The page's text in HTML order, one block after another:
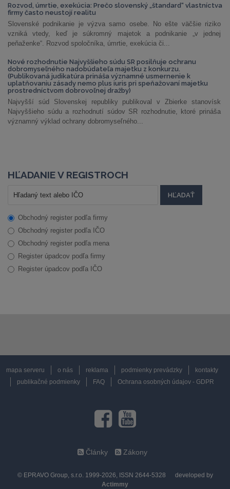
Rozvod, úmrtie, exekúcia: Prečo slovenský „štandard“ vlastníctva
firmy často neustojí realitu
Slovenské podnikanie je výzva samo osebe. No ešte väčšie riziko
vzniká vtedy, keď je súkromný majetok a podnikanie „v jednej
peňaženke“. Rozvod spoločníka, úmrtie, exekúcia či...
Nové rozhodnutie Najvyššieho súdu SR posilňuje ochranu
dobromyseľného nadobúdateľa majetku z konkurzu.
(Publikovaná judikatúra prináša významné usmernenie k
uplatňovaniu zásady nemo plus iuris pri speňažovaní majetku
prostredníctvom dobrovoľnej dražby)
Najvyšší súd Slovenskej republiky publikoval v Zbierke stanovísk
Najvyššieho súdu a rozhodnutí súdov SR rozhodnutie, ktoré prináša
významný výklad ochrany dobromyseľného...
HĽADANIE V REGISTROCH
Obchodný register podľa firmy
Obchodný register podľa IČO
Obchodný register podľa mena
Register úpadcov podľa firmy
Register úpadcov podľa IČO
mapa serveru o nás reklama podmienky prevádzky
kontakty
publikačné podmienky
FAQ Ochrana osobných údajov - GDPR
Články Zákony
© EPRAVO Group, s.r.o. 1999-2026, ISSN 2644-5328
developed by
Actimmy